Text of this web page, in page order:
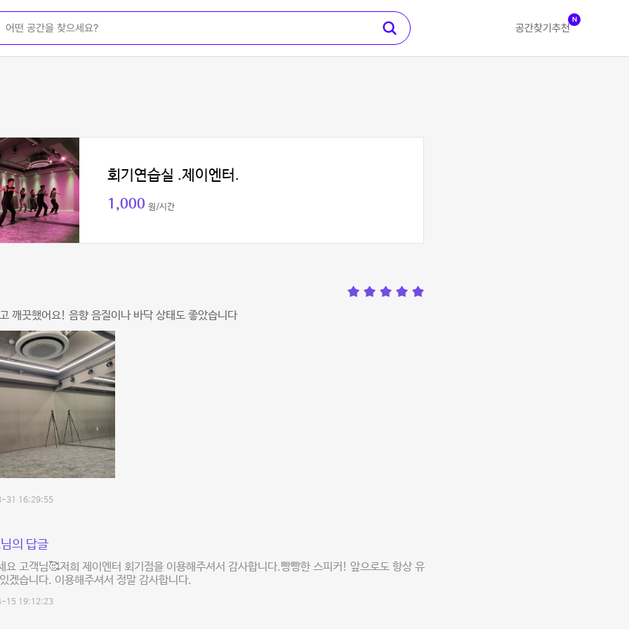
공간찾기 추천
N
회기연습실 .제이엔터.
1,000 원/시간
깨끗했어요! 음향 음질이나 바닥 상태도 좋았습니다
31 16:29:55
의 답글
요 고객님🥰저희 제이엔터 회기점을 이용해주셔서 감사합니다.빵빵한 스피커! 앞으로도 항상 유
겠습니다. 이용해주셔서 정말 감사합니다.
15 19:12:23